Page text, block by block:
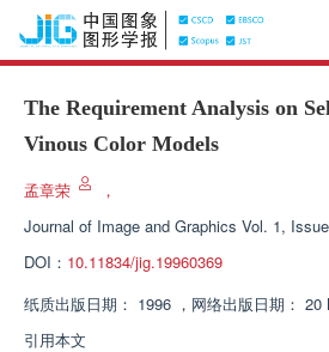
The Requirement Analysis on
Vinous Color Models
孟章荣
，
Journal of Image and Graphics Vol. 1,
DOI： 10.11834/jig.19960369
纸质出版日期： 1996 ， 网络出版日期： 20
引用本文